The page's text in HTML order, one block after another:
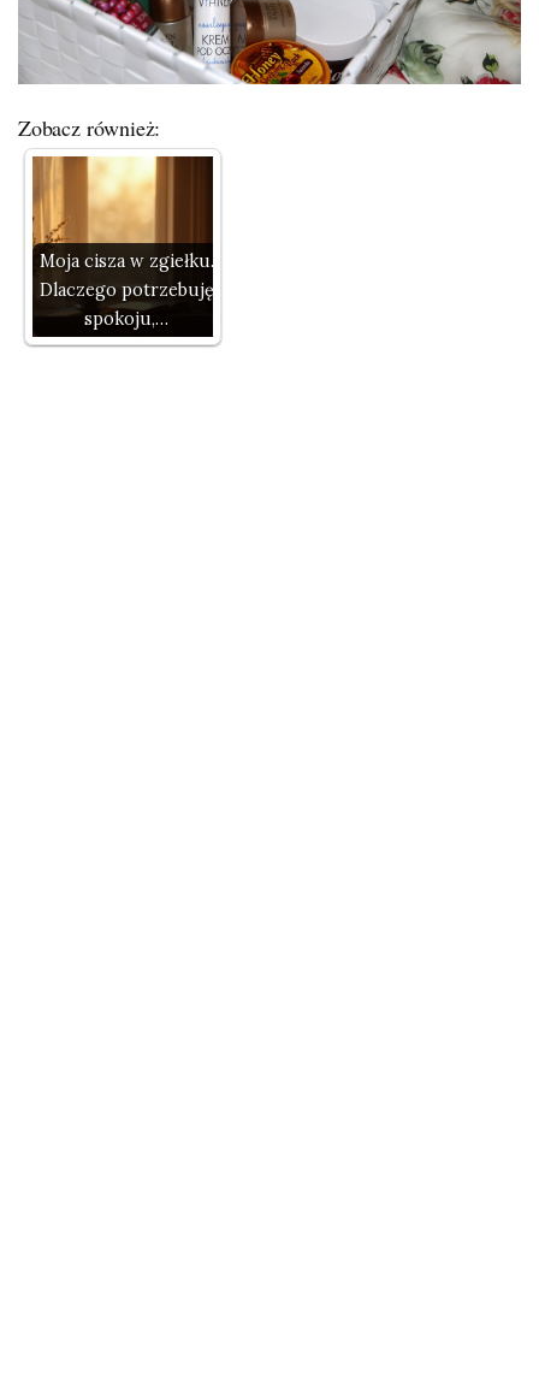
Zobacz również:
Moja cisza w zgiełku.
Dlaczego potrzebuję
spokoju,…